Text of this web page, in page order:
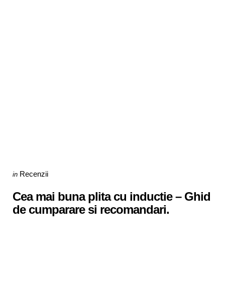
Categories
Posted
in Recenzii
Cea mai buna plita cu inductie – Ghid
de cumparare si recomandari.